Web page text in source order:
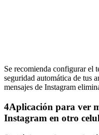
Se recomienda configurar el
seguridad automática de tus
mensajes de Instagram
4Aplicación para ver
Instagram en otro